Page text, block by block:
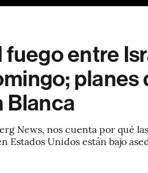
entre
planes
Blanca
News, nos cuenta por qué
Unidos están bajo